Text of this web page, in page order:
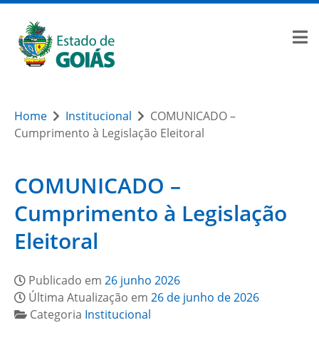
Home Institucional
COMUNICADO –
Cumprimento à Legislação Eleitoral
COMUNICADO –
Cumprimento à Legislação
Eleitoral
Publicado em 26 junho 2026
Última Atualização em 26 de junho de 2026
Categoria Institucional